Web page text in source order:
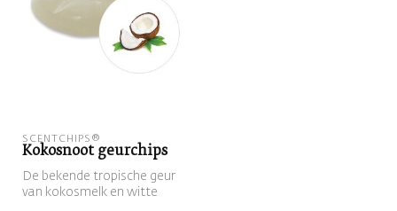
SCENTCHIPS®
Kokosnoot geurchips
De bekende tropische geur
van kokosmelk en witte